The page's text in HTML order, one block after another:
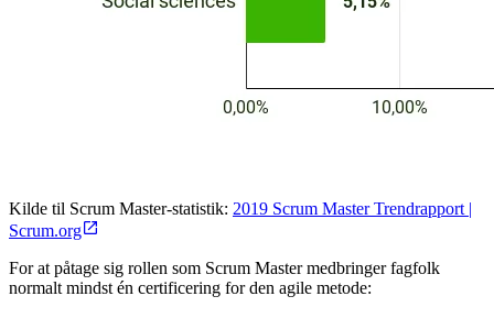
Kilde til Scrum Master-statistik: 2019 Scrum Master Trendrapport |
Scrum.org
For at påtage sig rollen som Scrum Master medbringer fagfolk
normalt mindst én certificering for den agile metode: